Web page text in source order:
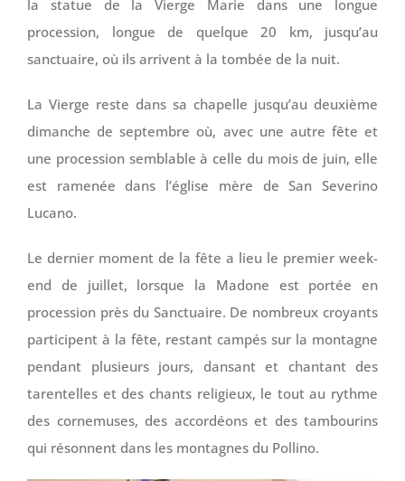
la statue de la Vierge Marie dans une longue
procession, longue de quelque 20 km, jusqu’au
sanctuaire, où ils arrivent à la tombée de la nuit.
La Vierge reste dans sa chapelle jusqu’au deuxième
dimanche de septembre où, avec une autre fête et
une procession semblable à celle du mois de juin, elle
est ramenée dans l’église mère de San Severino
Lucano.
Le dernier moment de la fête a lieu le premier week-
end de juillet, lorsque la Madone est portée en
procession près du Sanctuaire. De nombreux croyants
participent à la fête, restant campés sur la montagne
pendant plusieurs jours, dansant et chantant des
tarentelles et des chants religieux, le tout au rythme
des cornemuses, des accordéons et des tambourins
qui résonnent dans les montagnes du Pollino.